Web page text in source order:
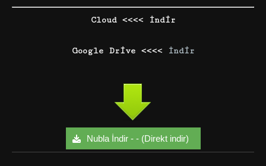
Cloud <<<< İndir
Google Drive <<<< İndir
Nubla İndir - - (Direkt indir)